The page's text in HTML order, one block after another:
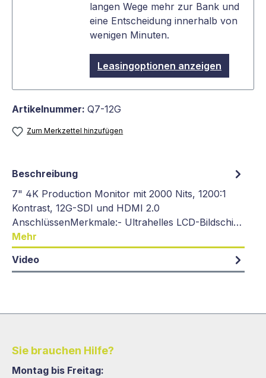
langen Wege mehr zur Bank und
eine Entscheidung innerhalb von
wenigen Minuten.
Leasingoptionen anzeigen
Artikelnummer: Q7-12G
Zum Merkzettel hinzufügen
Beschreibung
7" 4K Production Monitor mit 2000 Nits, 1200:1
Kontrast, 12G-SDI und HDMI 2.0
AnschlüssenMerkmale:- Ultrahelles LCD-Bildschi…
Mehr
Video
Sie brauchen Hilfe?
Montag bis Freitag: